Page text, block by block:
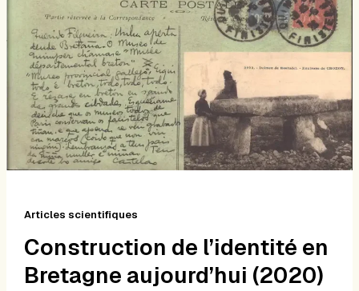
Articles scientifiques
Construction de l’identité en
Bretagne aujourd’hui (2020)